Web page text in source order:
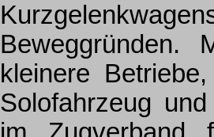
kleinere
Solofahrzeug